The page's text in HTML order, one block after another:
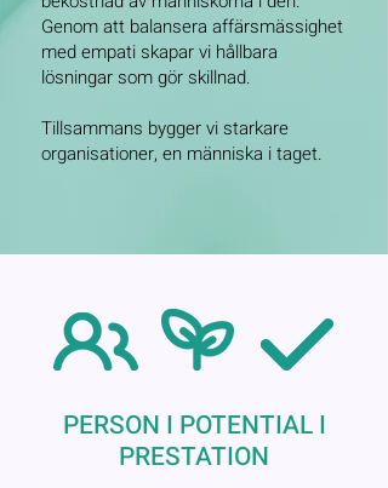
Genom att balansera affärsmässighet
med empati skapar vi hållbara
lösningar som gör skillnad.
Tillsammans bygger vi starkare
organisationer, en människa i taget.
PERSON I POTENTIAL I
PRESTATION